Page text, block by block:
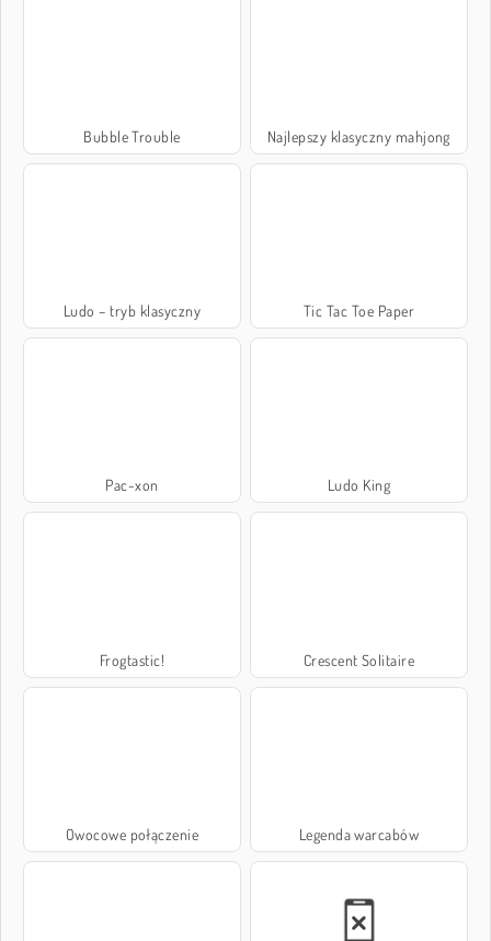
Bubble Trouble Najlepszy klasyczny mahjong
Ludo – tryb klasyczny Tic Tac Toe Paper
Pac-xon Ludo King
Frogtastic! Crescent Solitaire
Owocowe połączenie Legenda warcabów